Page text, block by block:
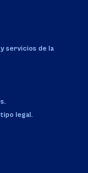
servicios de la
legal.